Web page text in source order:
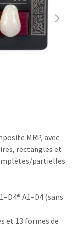
MRP, avec
rectangles et
partielles
A1–D4 (sans
et 13 formes de